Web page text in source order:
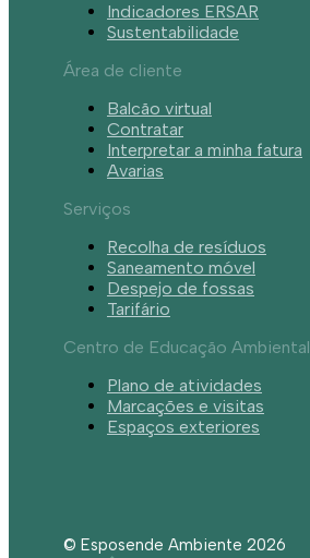
Indicadores ERSAR
Sustentabilidade
Área de cliente
Balcão virtual
Contratar
Interpretar a minha fatura
Avarias
Serviços
Recolha de resíduos
Saneamento móvel
Despejo de fossas
Tarifário
Centro de Educação Ambiental
Plano de atividades
Marcações e visitas
Espaços exteriores
© Esposende Ambiente 2026